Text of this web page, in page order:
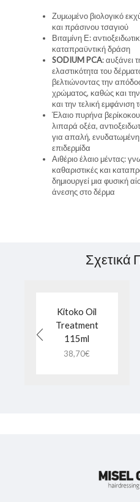
Ζυμωμένο βιολογικό
και πράσινου τσαγιού
Βιταμίνη Ε:
καταπραϋντική δράση
SODIUM PCA: αυξάνει
ελαστικότητα του
βελτιώνοντας την
χρώματος, καθώς και την
και την τελική εμφάνιση
Έλαιο πυρήνα
λιπαρά οξέα,
για απαλή,
επιδερμίδα
Αιθέριο έλαιο μέντας:
καθαριστικές και
δημιουργεί μια φυσική
άνεσης στο δέρμα
Σχετικά
Kitoko Oil
Treatment
115ml
38,70€